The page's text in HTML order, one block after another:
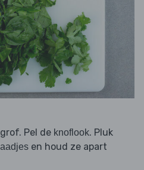
Pel de knoflook. Pluk
en houd ze apart